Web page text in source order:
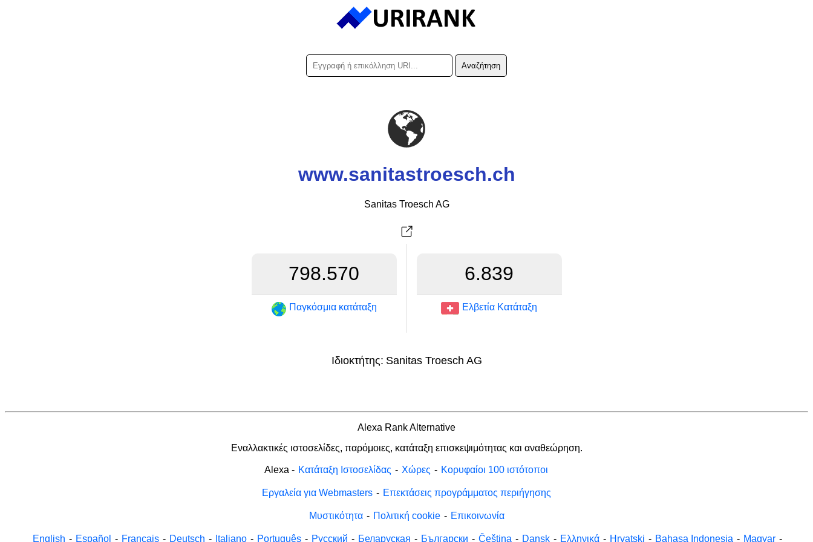
www.sanitastroesch.ch
Sanitas Troesch AG
798.570
Παγκόσμια κατάταξη
6.839
Ελβετία Κατάταξη
Ιδιοκτήτης: Sanitas Troesch AG
Alexa Rank Alternative
Εναλλακτικές ιστοσελίδες, παρόμοιες, κατάταξη επισκεψιμότητας και αναθεώρηση.
Alexa - Κατάταξη Ιστοσελίδας - Χώρες - Κορυφαίοι 100 ιστότοποι
Εργαλεία για Webmasters - Επεκτάσεις προγράμματος περιήγησης
Μυστικότητα - Πολιτική cookie - Επικοινωνία
English - Español - Français - Deutsch - Italiano - Português - Русский - Беларуская - Български - Čeština - Dansk - Ελληνικά - Hrvatski - Bahasa Indonesia - Magyar -